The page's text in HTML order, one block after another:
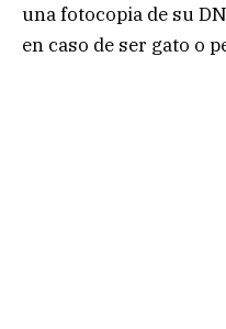
una fotocopia de su
en caso de ser gato o